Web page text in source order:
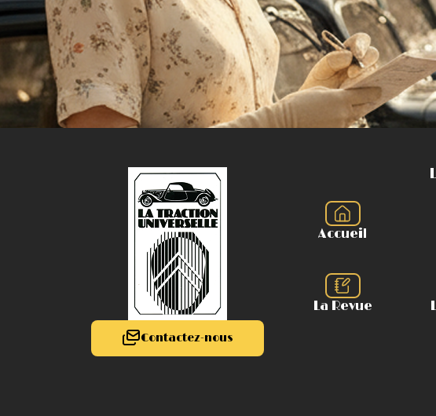
Contactez-nous
Accueil
La Revue